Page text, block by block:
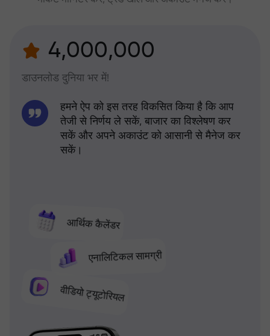
4,000,000
डाउनलोड दुनिया भर में!
आर्थिक कैलेंडर
एनालिटिकल सामग्री
वीडियो ट्यूटोरियल
हमने ऐप को इस तरह विकसित किया है कि आप
तेजी से निर्णय ले सकें, बाजार का विश्लेषण कर
सकें और अपने अकाउंट को आसानी से मैनेज कर
सकें।